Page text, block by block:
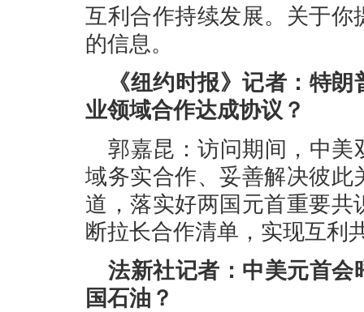
互利合作持续发展。关于
的信息。
《纽约时报》记者：特
业领域合作达成协议？
郭嘉昆：访问期间，中美
域务实合作、妥善解决彼
道，落实好两国元首重要
断拉长合作清单，实现互利
法新社记者：中美元首会
国石油？